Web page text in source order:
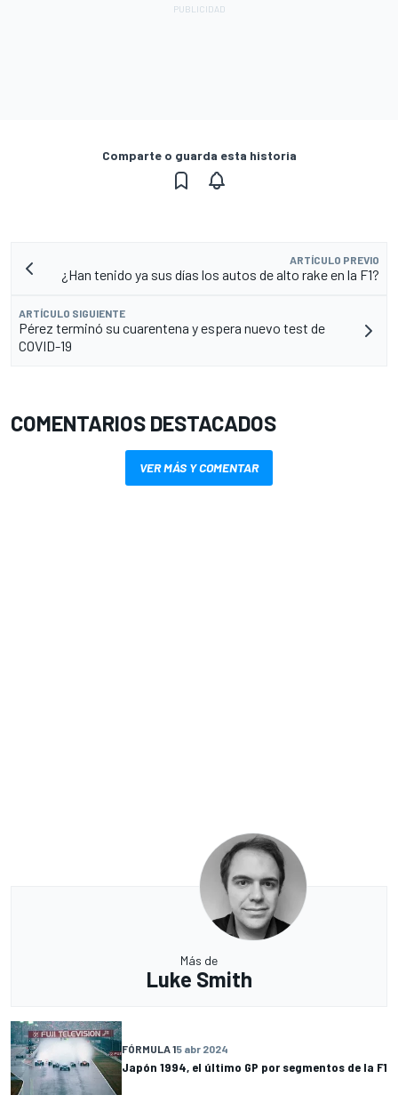
Comparte o guarda esta historia
ARTÍCULO PREVIO
¿Han tenido ya sus días los autos de alto rake en la F1?
ARTÍCULO SIGUIENTE
Pérez terminó su cuarentena y espera nuevo test de
COVID-19
COMENTARIOS DESTACADOS
VER MÁS Y COMENTAR
Más de
Luke Smith
FÓRMULA 15 abr 2024
Japón 1994, el último GP por segmentos de la F1